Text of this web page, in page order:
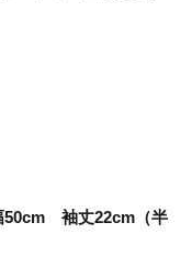
袖丈22cm（半